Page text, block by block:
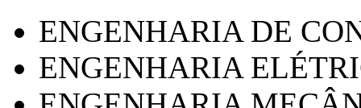
ENGENHARIA DE
ENGENHARIA